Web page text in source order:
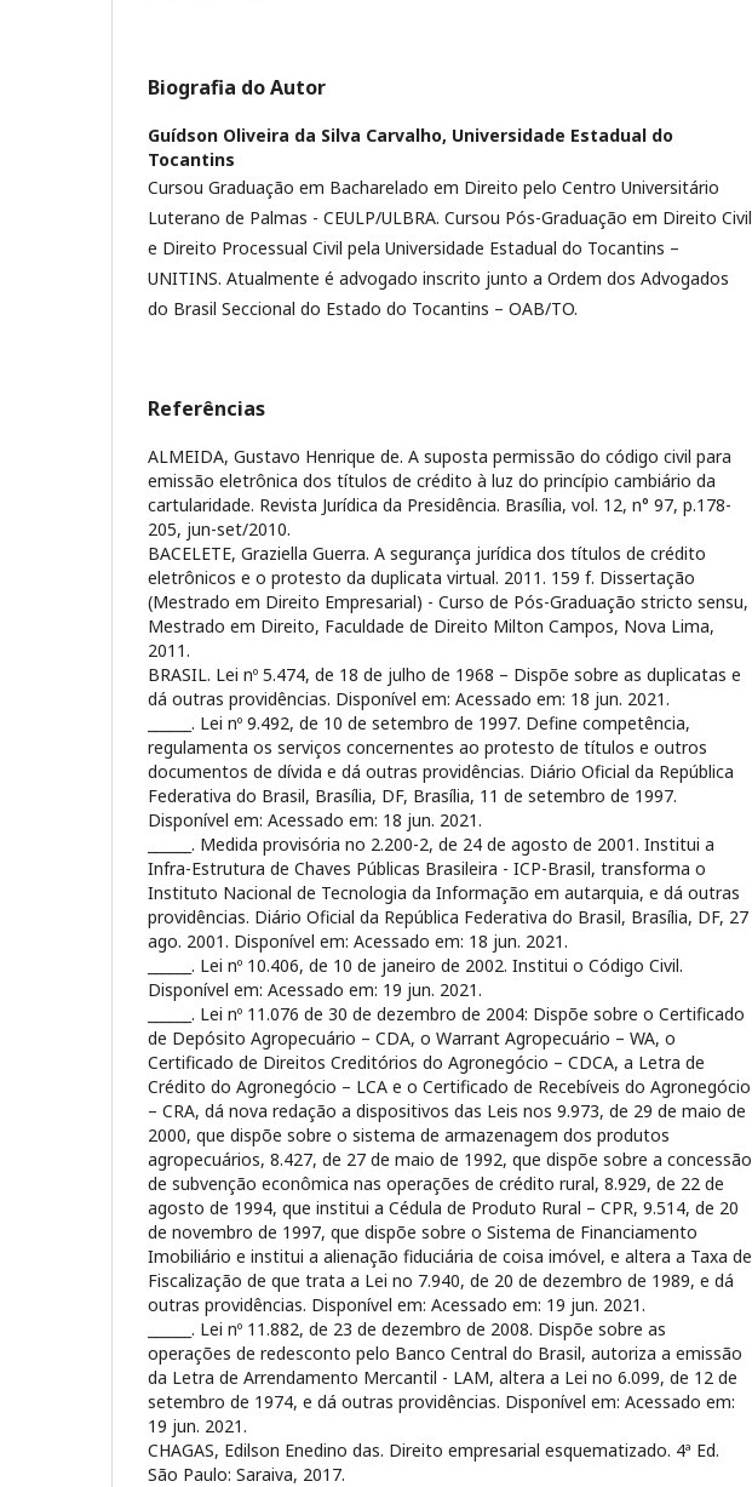
Biografia do Autor
Guídson Oliveira da Silva Carvalho, Universidade Estadual do
Tocantins
Cursou Graduação em Bacharelado em Direito pelo Centro Universitário
Luterano de Palmas - CEULP/ULBRA. Cursou Pós-Graduação em Direito Civil
e Direito Processual Civil pela Universidade Estadual do Tocantins –
UNITINS. Atualmente é advogado inscrito junto a Ordem dos Advogados
do Brasil Seccional do Estado do Tocantins – OAB/TO.
Referências
ALMEIDA, Gustavo Henrique de. A suposta permissão do código civil para
emissão eletrônica dos títulos de crédito à luz do princípio cambiário da
cartularidade. Revista Jurídica da Presidência. Brasília, vol. 12, n° 97, p.178-
205, jun-set/2010.
BACELETE, Graziella Guerra. A segurança jurídica dos títulos de crédito
eletrônicos e o protesto da duplicata virtual. 2011. 159 f. Dissertação
(Mestrado em Direito Empresarial) - Curso de Pós-Graduação stricto sensu,
Mestrado em Direito, Faculdade de Direito Milton Campos, Nova Lima,
2011.
BRASIL. Lei nº 5.474, de 18 de julho de 1968 – Dispõe sobre as duplicatas e
dá outras providências. Disponível em: Acessado em: 18 jun. 2021.
______. Lei nº 9.492, de 10 de setembro de 1997. Define competência,
regulamenta os serviços concernentes ao protesto de títulos e outros
documentos de dívida e dá outras providências. Diário Oficial da República
Federativa do Brasil, Brasília, DF, Brasília, 11 de setembro de 1997.
Disponível em: Acessado em: 18 jun. 2021.
______. Medida provisória no 2.200-2, de 24 de agosto de 2001. Institui a
Infra-Estrutura de Chaves Públicas Brasileira - ICP-Brasil, transforma o
Instituto Nacional de Tecnologia da Informação em autarquia, e dá outras
providências. Diário Oficial da República Federativa do Brasil, Brasília, DF, 27
ago. 2001. Disponível em: Acessado em: 18 jun. 2021.
______. Lei nº 10.406, de 10 de janeiro de 2002. Institui o Código Civil.
Disponível em: Acessado em: 19 jun. 2021.
______. Lei nº 11.076 de 30 de dezembro de 2004: Dispõe sobre o Certificado
de Depósito Agropecuário – CDA, o Warrant Agropecuário – WA, o
Certificado de Direitos Creditórios do Agronegócio – CDCA, a Letra de
Crédito do Agronegócio – LCA e o Certificado de Recebíveis do Agronegócio
– CRA, dá nova redação a dispositivos das Leis nos 9.973, de 29 de maio de
2000, que dispõe sobre o sistema de armazenagem dos produtos
agropecuários, 8.427, de 27 de maio de 1992, que dispõe sobre a concessão
de subvenção econômica nas operações de crédito rural, 8.929, de 22 de
agosto de 1994, que institui a Cédula de Produto Rural – CPR, 9.514, de 20
de novembro de 1997, que dispõe sobre o Sistema de Financiamento
Imobiliário e institui a alienação fiduciária de coisa imóvel, e altera a Taxa de
Fiscalização de que trata a Lei no 7.940, de 20 de dezembro de 1989, e dá
outras providências. Disponível em: Acessado em: 19 jun. 2021.
______. Lei nº 11.882, de 23 de dezembro de 2008. Dispõe sobre as
operações de redesconto pelo Banco Central do Brasil, autoriza a emissão
da Letra de Arrendamento Mercantil - LAM, altera a Lei no 6.099, de 12 de
setembro de 1974, e dá outras providências. Disponível em: Acessado em:
19 jun. 2021.
CHAGAS, Edilson Enedino das. Direito empresarial esquematizado. 4ª Ed.
São Paulo: Saraiva, 2017.